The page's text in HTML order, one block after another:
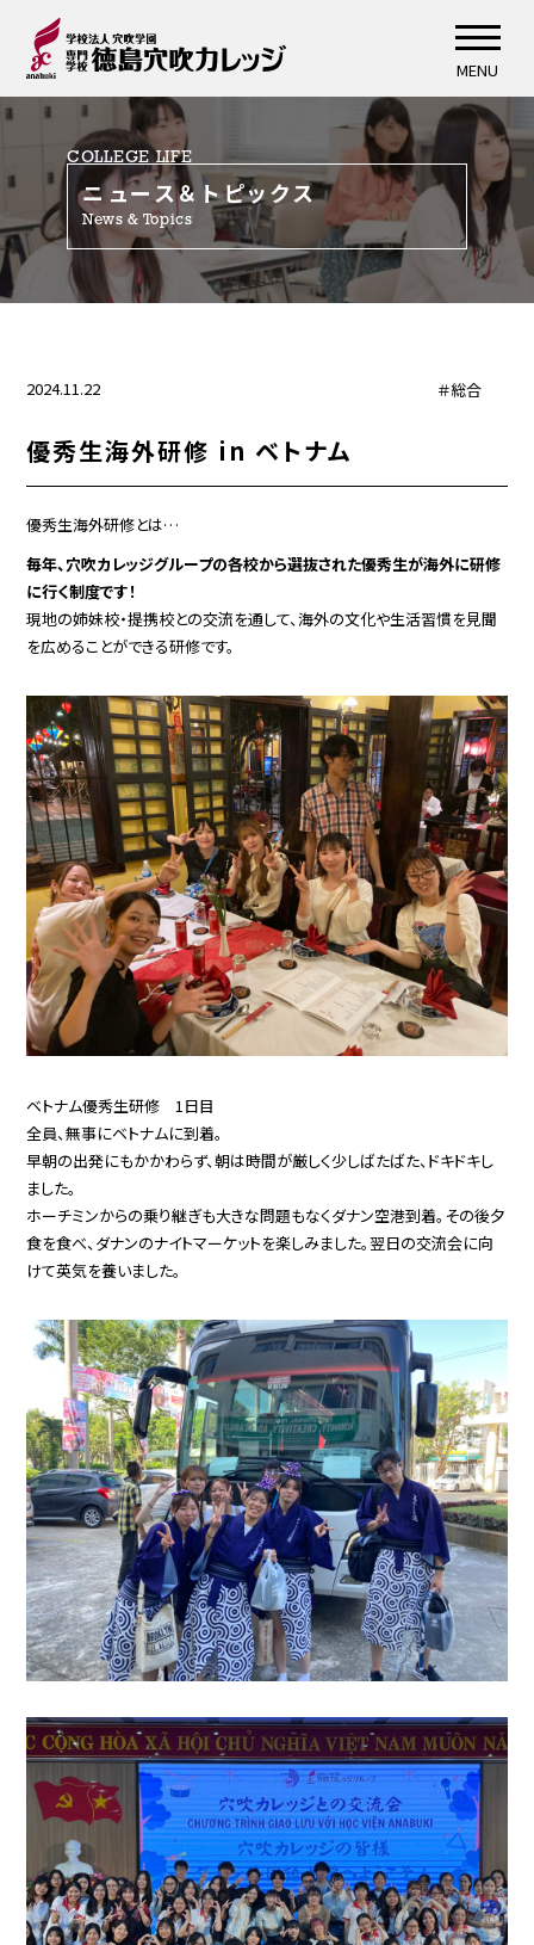
MENU
COLLEGE LIFE
ニュース＆トピックス
News & Topics
2024.11.22 ＃総合
優秀生海外研修 in ベトナム
優秀生海外研修とは…
毎年、穴吹カレッジグループの各校から選抜された優秀生が海外に研修
に行く制度です！
現地の姉妹校・提携校との交流を通して、海外の文化や生活習慣を見聞
を広めることができる研修です。
ベトナム優秀生研修 1日目
全員、無事にベトナムに到着。
早朝の出発にもかかわらず、朝は時間が厳しく少しばたばた、ドキドキし
ました。
ホーチミンからの乗り継ぎも大きな問題もなくダナン空港到着。その後夕
食を食べ、ダナンのナイトマーケットを楽しみました。翌日の交流会に向
けて英気を養いました。